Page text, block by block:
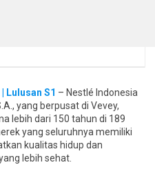
Lulusan S1 – Nestlé Indonesia
yang berpusat di Vevey,
lebih dari 150 tahun di 189
yang seluruhnya memiliki
kualitas hidup dan
lebih sehat.